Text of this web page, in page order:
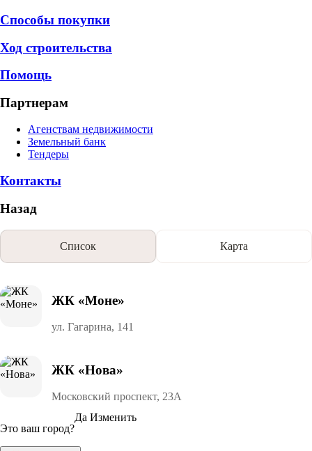
Способы покупки
Ход строительства
Помощь
Партнерам
Агенствам недвижимости
Земельный банк
Тендеры
Контакты
Назад
Список Карта
ЖК «Моне»
ул. Гагарина, 141
ЖК «Нова»
Московский проспект, 23А
Это ваш город?
Да Изменить